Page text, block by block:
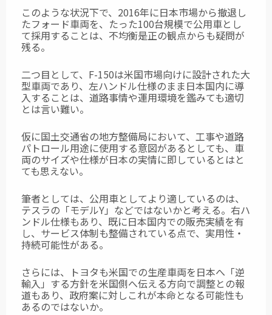
このような状況下で、2016年に日本市場から撤退し
たフォード車両を、たった100台規模で公用車とし
て採用することは、不均衡是正の観点からも疑問が
残る。
二つ目として、F-150は米国市場向けに設計された大
型車両であり、左ハンドル仕様のまま日本国内に導
入することは、道路事情や運用環境を鑑みても適切
とは言い難い。
仮に国土交通省の地方整備局において、工事や道路
パトロール用途に使用する意図があるとしても、車
両のサイズや仕様が日本の実情に即しているとはと
ても思えない。
筆者としては、公用車としてより適しているのは、
テスラの「モデルY」などではないかと考える。右ハ
ンドル仕様もあり、既に日本国内での販売実績を有
し、サービス体制も整備されている点で、実用性・
持続可能性がある。
さらには、トヨタも米国での生産車両を日本へ「逆
輸入」する方針を米国側へ伝える方向で調整との報
道もあり、政府案に対しこれが本命となる可能性も
あるのではないか。